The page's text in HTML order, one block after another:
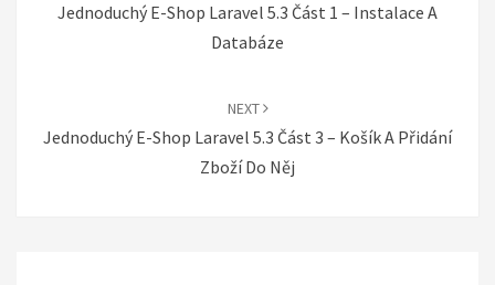
Jednoduchý E-Shop Laravel 5.3 Část 1 – Instalace A
Databáze
NEXT
Jednoduchý E-Shop Laravel 5.3 Část 3 – Košík A Přidání
Zboží Do Něj